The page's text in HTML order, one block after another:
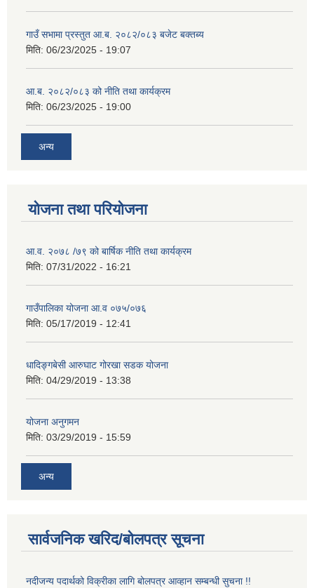
गाउँ सभामा प्रस्तुत आ.ब. २०८२/०८३ बजेट बक्तब्य
मिति: 06/23/2025 - 19:07
आ.ब. २०८२/०८३ को नीति तथा कार्यक्रम
मिति: 06/23/2025 - 19:00
अन्य
योजना तथा परियोजना
आ.व. २०७८ /७९ को बार्षिक नीति तथा कार्यक्रम
मिति: 07/31/2022 - 16:21
गाउँपालिका योजना आ.व ०७५/०७६
मिति: 05/17/2019 - 12:41
धादिङ्गबेसी आरुघाट गोरखा सडक योजना
मिति: 04/29/2019 - 13:38
योजना अनुगमन
मिति: 03/29/2019 - 15:59
अन्य
सार्वजनिक खरिद/बोलपत्र सूचना
नदीजन्य पदार्थको विक्रीका लागि बोलपत्र आव्हान सम्बन्धी सुचना !!